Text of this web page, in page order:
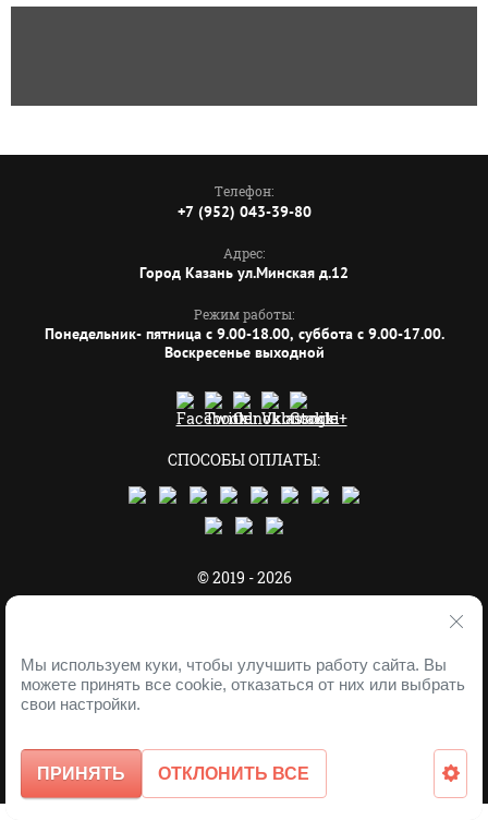
Телефон:
+7 (952) 043-39-80
Адрес:
Город Казань ул.Минская д.12
Режим работы:
Понедельник- пятница с 9.00-18.00, суббота с 9.00-17.00.
Воскресенье выходной
СПОСОБЫ ОПЛАТЫ:
© 2019 - 2026
Устанавливая код счётчика на сайт, вы
Пользовательского соглашения.
Мы используем куки, чтобы улучшить работу сайта. Вы
можете принять все cookie, отказаться от них или выбрать
свои настройки.
ПРИНЯТЬ ОТКЛОНИТЬ ВСЕ